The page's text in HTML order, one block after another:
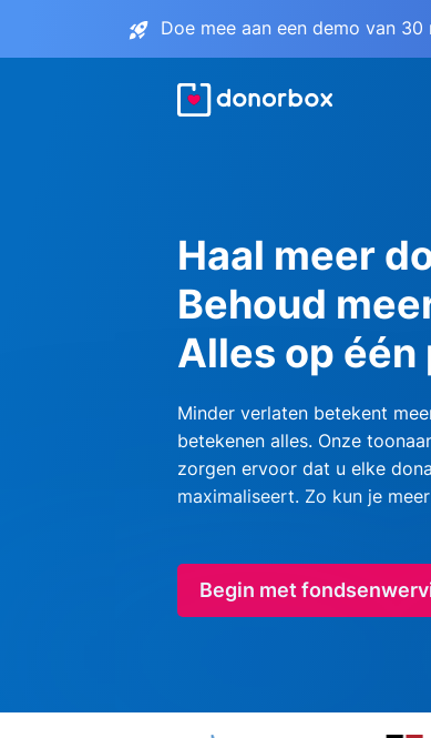
Doe mee aan een demo van
Haal meer
Behoud
Alles op één
Minder verlaten betekent
betekenen alles. Onze
zorgen ervoor dat u elke
maximaliseert. Zo kun je
Begin met